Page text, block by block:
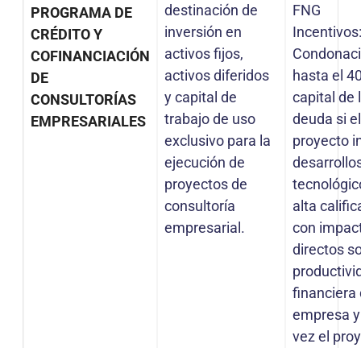
PROGRAMA DE
CRÉDITO Y
COFINANCIACIÓN
DE
CONSULTORÍAS
EMPRESARIALES
destinación de
inversión en
activos fijos,
activos diferidos
y capital de
trabajo de uso
exclusivo para la
ejecución de
proyectos de
consultoría
empresarial.
FNG
hasta el
capital de
deuda si el
proyecto
alta
con
directos
financiera
empresa
vez el